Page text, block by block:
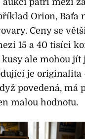
aukcí patří mezi
Orion, Baťa
Ceny se
15 a 40 tisíci
ale mohou jít
je originalita
povedená, má
malou hodnotu.